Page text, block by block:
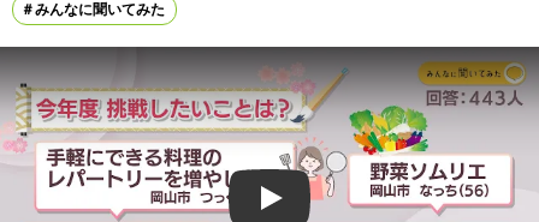
みんなに聞いてみた
Play